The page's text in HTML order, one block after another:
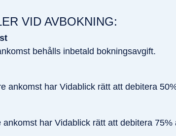
VID AVBOKNING:
behålls inbetald bokningsavgift.
ankomst har Vidablick rätt att debitera
har Vidablick rätt att debitera